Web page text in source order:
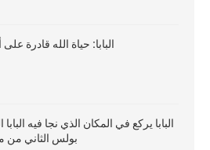
البابا: حياة الله قادرة على
البابا يركع في المكان الذي نجا فيه
بولس الثاني من